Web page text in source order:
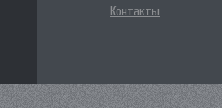
Контакты